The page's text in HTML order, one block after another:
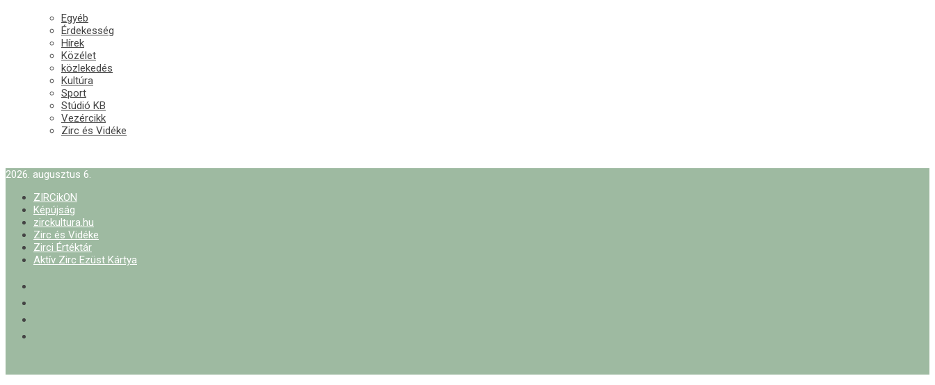
Egyéb
Érdekesség
Hírek
Közélet
közlekedés
Kultúra
Sport
Stúdió KB
Vezércikk
Zirc és Vidéke
2026. augusztus 6.
ZIRCikON
Képújság
zirckultura.hu
Zirc és Vidéke
Zirci Értéktár
Aktív Zirc Ezüst Kártya